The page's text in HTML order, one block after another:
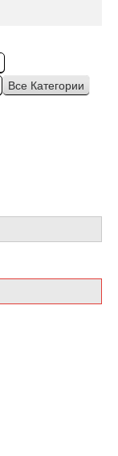
Все Категории